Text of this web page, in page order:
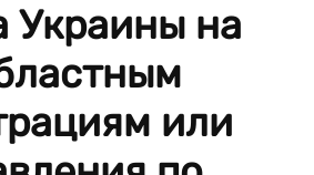
Украины на
или